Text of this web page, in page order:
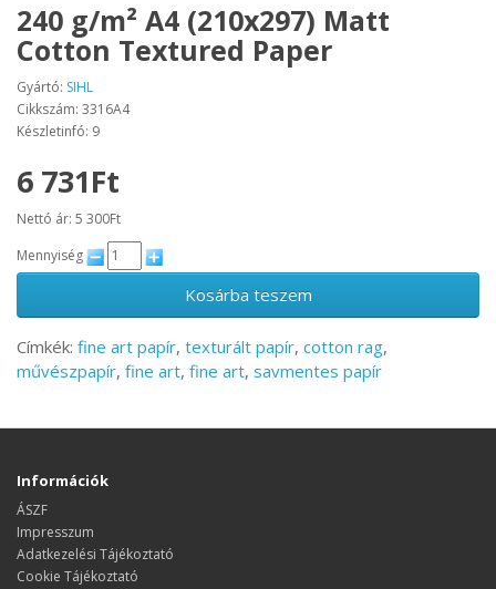
240 g/m² A4 (210x297) Matt
Cotton Textured Paper
Gyártó: SIHL
Cikkszám: 3316A4
Készletinfó: 9
6 731Ft
Nettó ár: 5 300Ft
Mennyiség
Kosárba teszem
Címkék: fine art papír, texturált papír, cotton rag,
művészpapír, fine art, fine art, savmentes papír
Információk
ÁSZF
Impresszum
Adatkezelési Tájékoztató
Cookie Tájékoztató